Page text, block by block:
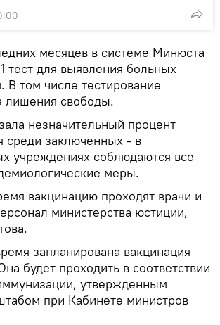
месяцев в системе Минюста
тест для выявления больных
В том числе тестирование
лишения свободы.
незначительный процент
среди заключенных - в
учреждениях соблюдаются все
меры.
вакцинацию проходят врачи и
министерства юстиции,
запланирована вакцинация
будет проходить в соответствии
утвержденным
при Кабинете министров